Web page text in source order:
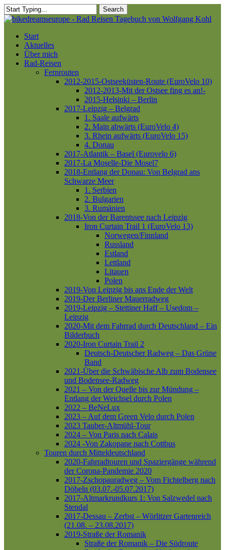
Skip
to
content
Search
Close
Menu
Start
Aktuelles
Über mich
Rad-Reisen
Fernrouten
2012-2015-Ostseeküsten-Route (EuroVelo 10)
2012-2013-Mit der Ostsee fing es an!-
2015-Helsinki – Berlin
2017-Leipzig – Belgrad
1. Saale aufwärts
2. Main abwärts (EuroVelo 4)
3. Rhein aufwärts (EuroVelo 15)
4. Donau
2017-Atlantik – Basel (Eurovelo 6)
2017-La Moselle-Die Mosel7
2018-Entlang der Donau: Von Belgrad ans
Schwarze Meer
1. Serbien
2. Bulgarien
3. Rumänien
2018-Von der Barentssee nach Leipzig
Iron Curtain Trail 1 (EuroVelo 13)
Norwegen/Finnland
Russland
Estland
Lettland
Litauen
Polen
2019-Von Leipzig bis ans Ende der Welt
2019-Der Berliner Mauerradweg
2019-Leipzig – Stettiner Haff – Usedom –
Leipzig
2020-Mit dem Fahrrad durch Deutschland – Ein
Bilderbuch
2020-Iron Curtain Trail 2
Deutsch-Deutscher Radweg – Das Grüne
Band
2021-Über die Schwäbische Alb zum Bodensee
und Bodensee-Radweg
2021 – Von der Quelle bis zur Mündung –
Entlang der Weichsel durch Polen
2022 – BeNeLux
2023 – Auf dem Green Velo durch Polen
2023 Tauber-Altmühl-Tour
2024 – Von Paris nach Calais
2024 -Von Zakopane nach Cottbus
Touren durch Mitteldeutschland
2020-Fahrradtouren und Spaziergänge während
der Corona-Pandemie 2020
2017-Zschopauradweg – Vom Fichtelberg nach
Döbeln (03.07.-05.07.2017)
2017-Altmarkrundkurs 1: Von Salzwedel nach
Stendal
2017-Dessau – Zerbst – Wörlitzer Gartenreich
(21.08. – 23.08.2017)
2019-Straße der Romanik
Straße der Romanik – Die Südroute